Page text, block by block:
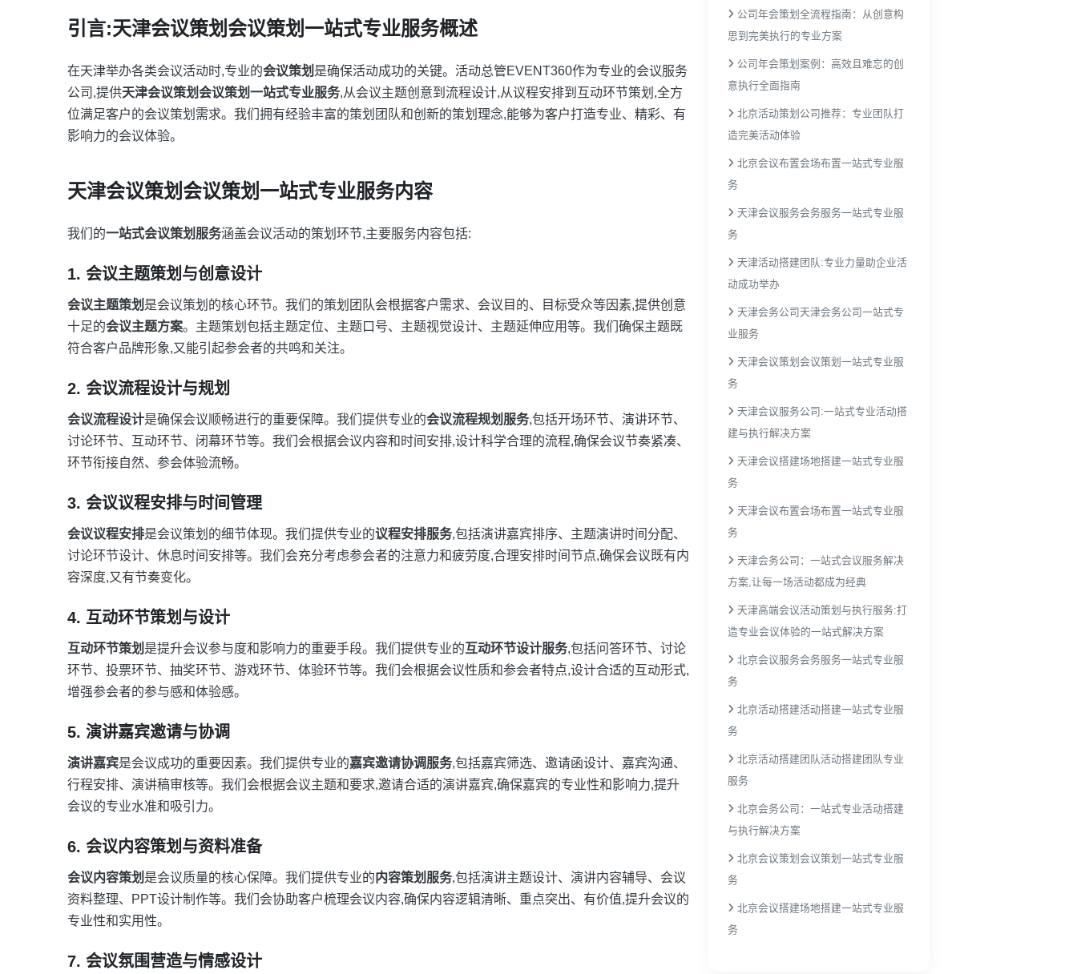
引言:天津会议策划会议策划一站式专业服务概述
在天津举办各类会议活动时,专业的会议策划 是确保活动成功的关键。活动总管EVENT360作为专业的会议服务
公司,提供天津会议策划会议策划一站式专业服务,从会议主题创意到流程设计,从议程安排到互动环节策划,全方
位满足客户的会议策划需求。我们拥有经验丰富的策划团队和创新的策划理念,能够为客户打造专业、精彩、有
影响力的会议体验。
天津会议策划会议策划一站式专业服务内容
我们的一站式会议策划服务涵盖会议活动的策划环节,主要服务内容包括:
1. 会议主题策划与创意设计
会议主题策划 是会议策划的核心环节。我们的策划团队会根据客户需求、会议目的、目标受众等因素,提供创意
十足的会议主题方案。主题策划包括主题定位、主题口号、主题视觉设计、主题延伸应用等。我们确保主题既
符合客户品牌形象,又能引起参会者的共鸣和关注。
2. 会议流程设计与规划
会议流程设计是确保会议顺畅进行的重要保障。我们提供专业的会议流程规划服务,包括开场环节、演讲环节、
讨论环节、互动环节、闭幕环节等。我们会根据会议内容和时间安排,设计科学合理的流程,确保会议节奏紧凑、
环节衔接自然、参会体验流畅。
3. 会议议程安排与时间管理
会议议程安排是会议策划的细节体现。我们提供专业的议程安排服务,包括演讲嘉宾排序、主题演讲时间分配、
讨论环节设计、休息时间安排等。我们会充分考虑参会者的注意力和疲劳度,合理安排时间节点,确保会议既有内
容深度,又有节奏变化。
4. 互动环节策划与设计
互动环节策划 是提升会议参与度和影响力的重要手段。我们提供专业的互动环节设计服务,包括问答环节、讨论
环节、投票环节、抽奖环节、游戏环节、体验环节等。我们会根据会议性质和参会者特点,设计合适的互动形式,
增强参会者的参与感和体验感。
5. 演讲嘉宾邀请与协调
演讲嘉宾是会议成功的重要因素。我们提供专业的嘉宾邀请协调服务,包括嘉宾筛选、邀请函设计、嘉宾沟通、
行程安排、演讲稿审核等。我们会根据会议主题和要求,邀请合适的演讲嘉宾,确保嘉宾的专业性和影响力,提升
会议的专业水准和吸引力。
6. 会议内容策划与资料准备
会议内容策划 是会议质量的核心保障。我们提供专业的内容策划服务,包括演讲主题设计、演讲内容辅导、会议
资料整理、PPT设计制作等。我们会协助客户梳理会议内容,确保内容逻辑清晰、重点突出、有价值,提升会议的
专业性和实用性。
7. 会议氛围营造与情感设计
公司年会策划全流程指南：从创意构
思到完美执行的专业方案
公司年会策划案例：高效且难忘的创
意执行全面指南
北京活动策划公司推荐：专业团队打
造完美活动体验
北京会议布置会场布置一站式专业服
务
天津会议服务会务服务一站式专业服
务
天津活动搭建团队:专业力量助企业活
动成功举办
天津会务公司天津会务公司一站式专
业服务
天津会议策划会议策划一站式专业服
务
天津会议服务公司:一站式专业活动搭
建与执行解决方案
天津会议搭建场地搭建一站式专业服
务
天津会议布置会场布置一站式专业服
务
天津会务公司：一站式会议服务解决
方案,让每一场活动都成为经典
天津高端会议活动策划与执行服务:打
造专业会议体验的一站式解决方案
北京会议服务会务服务一站式专业服
务
北京活动搭建活动搭建一站式专业服
务
北京活动搭建团队活动搭建团队专业
服务
北京会务公司：一站式专业活动搭建
与执行解决方案
北京会议策划会议策划一站式专业服
务
北京会议搭建场地搭建一站式专业服
务